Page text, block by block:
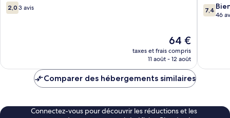
2.0
sur
2,0 3 avis
Le
nouveau
prix
de
64 €
taxes et frais compris
11 août - 12 août
7.4
sur
7,4
46
Comparer des hébergements similaires
Connectez-vous pour découvrir les réductions et les